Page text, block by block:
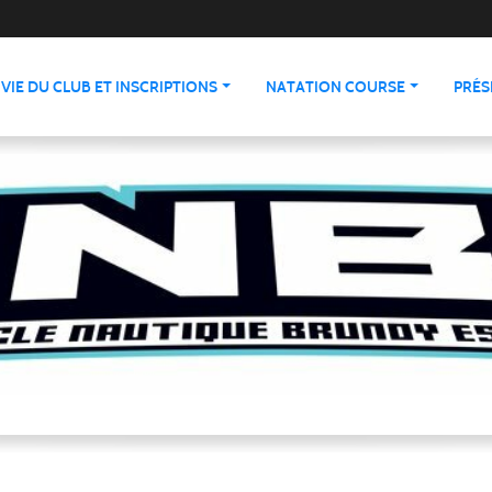
VIE DU CLUB ET INSCRIPTIONS NATATION COURSE